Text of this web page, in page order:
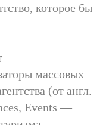
которое бы
массовых
(от англ.
Events —